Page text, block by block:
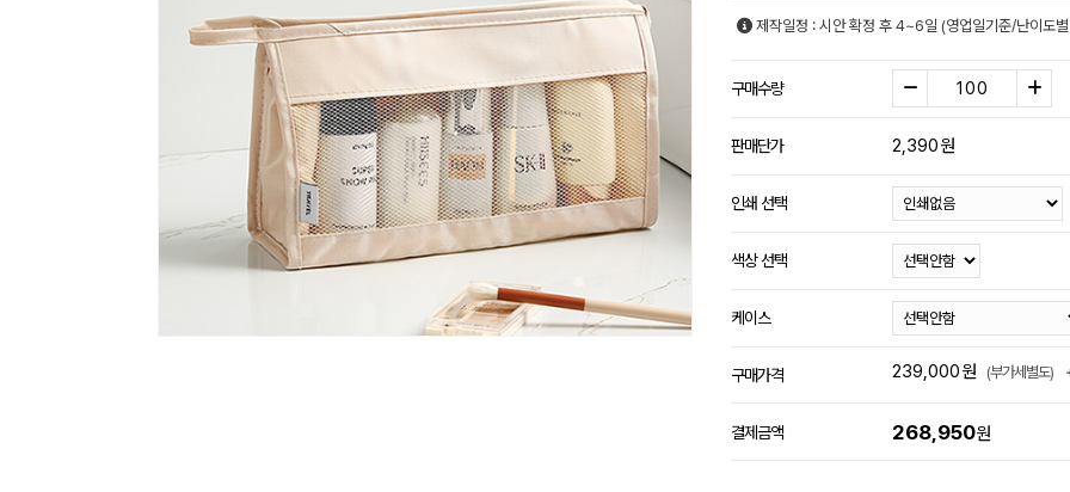
제작일정 : 시안 확정 후 4~6일 (영업일기준/난이도
구매수량
판매단가 2,390원
인쇄 선택
색상 선택
케이스
구매가격 239,000원 (부가세별도)
결제금액 268,950원